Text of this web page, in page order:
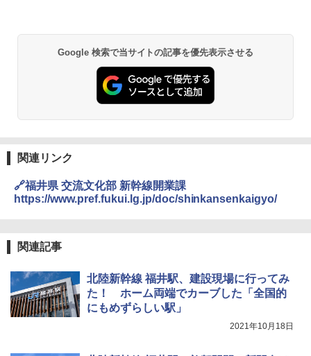
Google 検索で当サイトの記事を優先表示させる
関連リンク
🔗福井県 交流文化部 新幹線開業課
https://www.pref.fukui.lg.jp/doc/shinkansenkaigyo/
関連記事
北陸新幹線 福井駅、建設現場に行ってみ
た！ ホーム両端でカーブした「全国的
にもめずらしい駅」
2021年10月18日